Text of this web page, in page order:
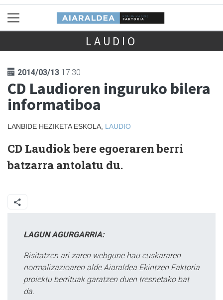
LAUDIO
2014/03/13 17:30
CD Laudioren inguruko bilera
informatiboa
LANBIDE HEZIKETA ESKOLA, LAUDIO
CD Laudiok bere egoeraren berri
batzarra antolatu du.
LAGUN AGURGARRIA:
Bisitatzen ari zaren webgune hau euskararen
normalizazioaren alde Aiaraldea Ekintzen Faktoria
proiektu berrituak garatzen duen tresnetako bat
da.